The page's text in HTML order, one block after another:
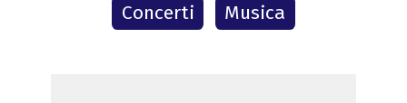
Concerti Musica